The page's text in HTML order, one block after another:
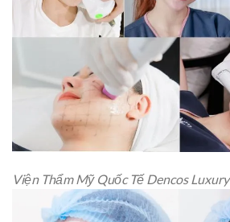
Viện Thẩm Mỹ Quốc Tế Dencos Luxury